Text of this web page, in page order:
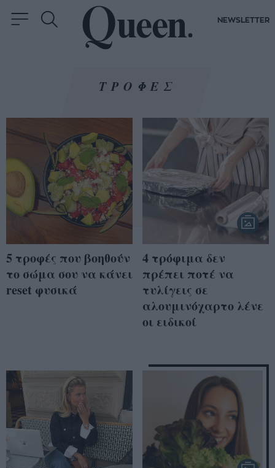
NEWSLETTER
ΤΡΟΦΕΣ
5 τροφές που βοηθούν
το σώμα σου να κάνει
reset φυσικά
4 τρόφιμα δεν
πρέπει ποτέ να
τυλίγεις σε
αλουμινόχαρτο λένε
οι ειδικοί